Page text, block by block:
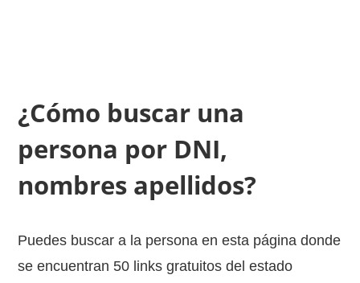
¿Cómo buscar una
persona por DNI,
nombres apellidos?
Puedes buscar a la persona en esta página donde
se encuentran 50 links gratuitos del estado